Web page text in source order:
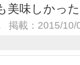
美味しかっ
掲載：2015/10/